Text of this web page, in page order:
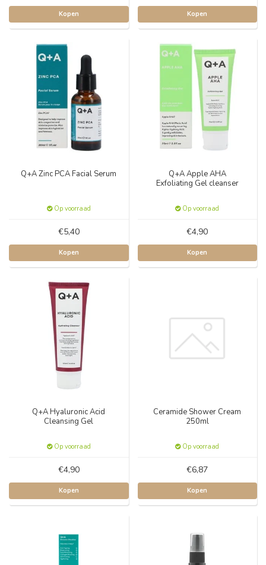
Kopen Kopen
Q+A Zinc PCA Facial Serum
Op voorraad
€5,40
Kopen
Q+A Apple AHA
Exfoliating Gel cleanser
Op voorraad
€4,90
Kopen
Q+A Hyaluronic Acid
Cleansing Gel
Op voorraad
€4,90
Kopen
Ceramide Shower Cream
250ml
Op voorraad
€6,87
Kopen